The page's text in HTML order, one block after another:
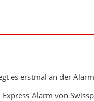
es erstmal an der
Alarm von